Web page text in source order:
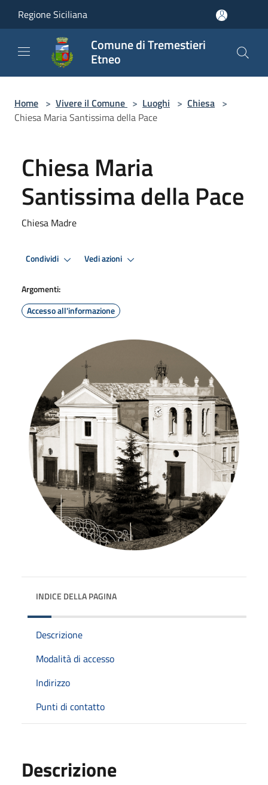
Regione Siciliana
Comune di Tremestieri
Etneo
Home > Vivere il Comune > Luoghi > Chiesa >
Chiesa Maria Santissima della Pace
Chiesa Maria
Santissima della Pace
Chiesa Madre
Condividi Vedi azioni
Argomenti:
Accesso all'informazione
INDICE DELLA PAGINA
Descrizione
Modalità di accesso
Indirizzo
Punti di contatto
Descrizione